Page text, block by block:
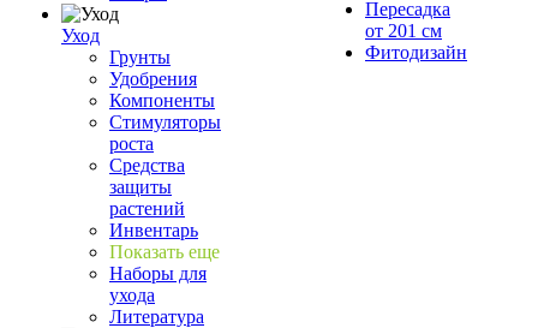
Уход
Грунты
Удобрения
Компоненты
Стимуляторы
роста
Средства
защиты
растений
Инвентарь
Показать еще
Наборы для
ухода
Литература
Пересадка
от 201 см
Фитодизайн